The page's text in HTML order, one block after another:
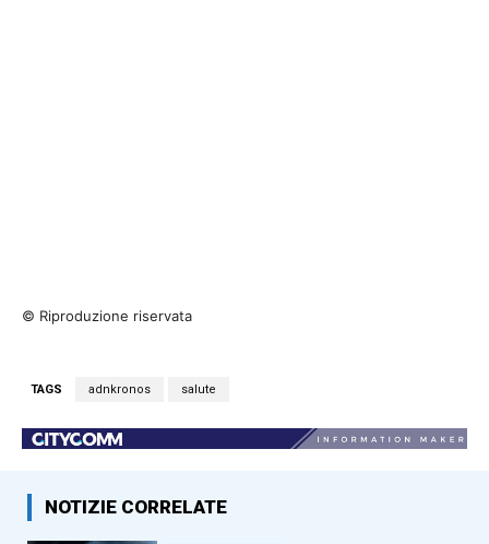
© Riproduzione riservata
TAGS adnkronos salute
NOTIZIE CORRELATE